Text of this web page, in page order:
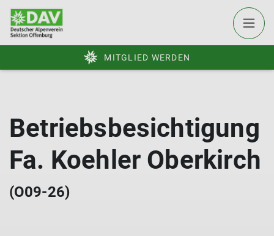
MITGLIED WERDEN
Betriebsbesichtigung
Fa. Koehler Oberkirch
(O09-26)